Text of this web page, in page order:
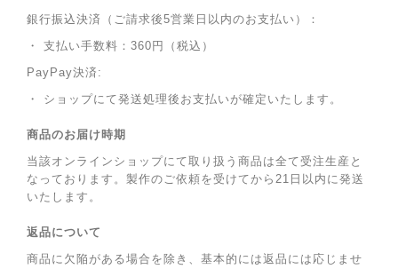
銀行振込決済（ご請求後5営業日以内のお支払い）：
・ 支払い手数料：360円（税込）
PayPay決済:
・ ショップにて発送処理後お支払いが確定いたします。
商品のお届け時期
当該オンラインショップにて取り扱う商品は全て受注生産と
なっております。製作のご依頼を受けてから21日以内に発送
いたします。
返品について
商品に欠陥がある場合を除き、基本的には返品には応じませ